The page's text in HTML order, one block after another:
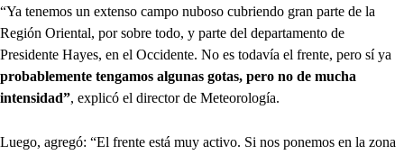
“Ya tenemos un extenso campo nuboso cubriendo gran parte de la
Región Oriental, por sobre todo, y parte del departamento de
Presidente Hayes, en el Occidente. No es todavía el frente, pero sí ya
probablemente tengamos algunas gotas, pero no de mucha
intensidad”, explicó el director de Meteorología.
Luego, agregó: “El frente está muy activo. Si nos ponemos en la zona